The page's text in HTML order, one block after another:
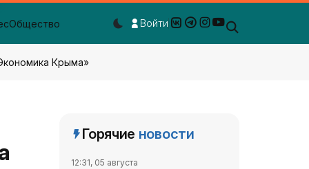
Общество
Dark mode toggle
Войти
Крыма»
Горячие новости
12:31, 05 августа